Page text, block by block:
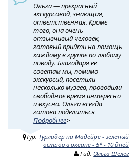
Ольга — прекрасный
экскурсовод, знающая,
ответственная. Кроме
того, она очень
отзывчивый человек,
готовый прийти на помощь
каждому в группе по любому
поводу. Благодаря ее
советам мы, помимо
экскурсий, посетили
несколько музеев, проводили
свободное время интересно
и вкусно. Ольга всегда
готова поделиться
Подробнее>
Тур: Турлидер на Мадейре - зеленый
остров в океане - 5* - 10 дней
Гид: Ольга Шелег